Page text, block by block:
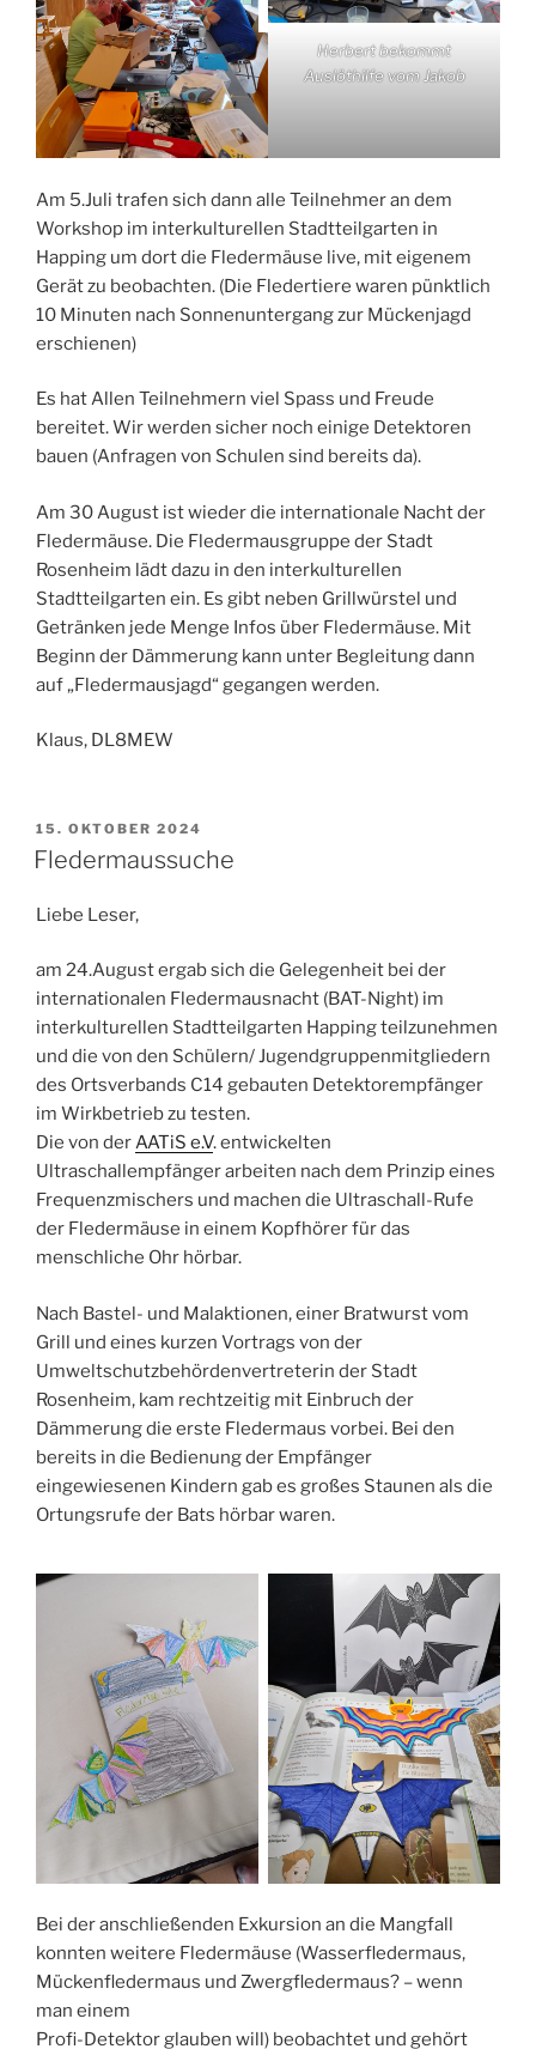
Herbert bekommt
Auslöthilfe vom Jakob
Am 5.Juli trafen sich dann alle Teilnehmer an dem
Workshop im interkulturellen Stadtteilgarten in
Happing um dort die Fledermäuse live, mit eigenem
Gerät zu beobachten. (Die Fledertiere waren pünktlich
10 Minuten nach Sonnenuntergang zur Mückenjagd
erschienen)
Es hat Allen Teilnehmern viel Spass und Freude
bereitet. Wir werden sicher noch einige Detektoren
bauen (Anfragen von Schulen sind bereits da).
Am 30 August ist wieder die internationale Nacht der
Fledermäuse. Die Fledermausgruppe der Stadt
Rosenheim lädt dazu in den interkulturellen
Stadtteilgarten ein. Es gibt neben Grillwürstel und
Getränken jede Menge Infos über Fledermäuse. Mit
Beginn der Dämmerung kann unter Begleitung dann
auf „Fledermausjagd“ gegangen werden.
Klaus, DL8MEW
VERÖFFENTLICHT
AM
15. OKTOBER 2024
Fledermaussuche
Liebe Leser,
am 24.August ergab sich die Gelegenheit bei der
internationalen Fledermausnacht (BAT-Night) im
interkulturellen Stadtteilgarten Happing teilzunehmen
und die von den Schülern/ Jugendgruppenmitgliedern
des Ortsverbands C14 gebauten Detektorempfänger
im Wirkbetrieb zu testen.
Die von derAATiS e.V. entwickelten
Ultraschallempfänger arbeiten nach dem Prinzip eines
Frequenzmischers und machen die Ultraschall-Rufe
der Fledermäuse in einem Kopfhörer für das
menschliche Ohr hörbar.
Nach Bastel- und Malaktionen, einer Bratwurst vom
Grill und eines kurzen Vortrags von der
Umweltschutzbehördenvertreterin der Stadt
Rosenheim, kam rechtzeitig mit Einbruch der
Dämmerung die erste Fledermaus vorbei. Bei den
bereits in die Bedienung der Empfänger
eingewiesenen Kindern gab es großes Staunen als die
Ortungsrufe der Bats hörbar waren.
Bei der anschließenden Exkursion an die Mangfall
konnten weitere Fledermäuse (Wasserfledermaus,
Mückenfledermaus und Zwergfledermaus? – wenn
man einem
Profi-Detektor glauben will) beobachtet und gehört